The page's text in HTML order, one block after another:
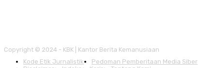
Copyright © 2024 - KBK | Kantor Berita Kemanusiaan
Kode Etik Jurnalistik
Pedoman Pemberitaan Media Siber